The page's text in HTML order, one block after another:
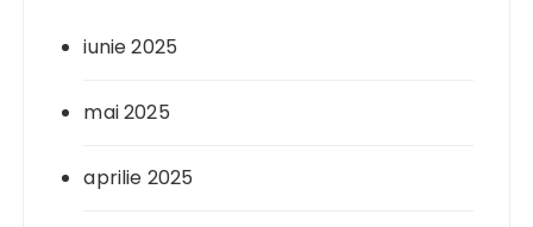
iunie 2025
mai 2025
aprilie 2025